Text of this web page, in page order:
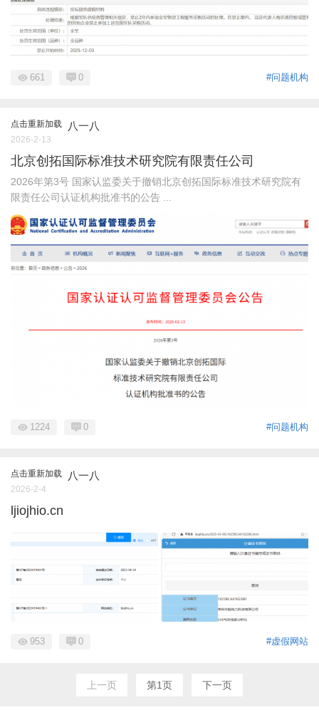
#问题机构
661 0
点击重新加载 八一八
2026-2-13
北京创拓国际标准技术研究院有限责任公司
2026年第3号 国家认监委关于撤销北京创拓国际标准技术研究院有
限责任公司认证机构批准书的公告 ...
#问题机构
1224 0
点击重新加载 八一八
2026-2-4
ljiojhio.cn
#虚假网站
953 0
上一页 第1页 下一页